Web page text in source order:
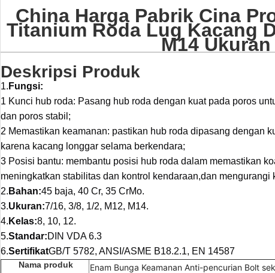
China Harga Pabrik Cina
Titanium Roda Lug Kacang
M14 Ukuran
Deskripsi Produk
1. Fungsi:
1 Kunci hub roda: Pasang hub roda dengan kuat pada poros
dan poros stabil;
2 Memastikan keamanan: pastikan hub roda dipasang dengan
karena kacang longgar selama berkendara;
3 Posisi bantu: membantu posisi hub roda dalam memastikan
meningkatkan stabilitas dan kontrol kendaraan,dan mengurangi
2. Bahan:45 baja, 40 Cr, 35 CrMo.
3.Ukuran:7/16, 3/8, 1/2, M12, M14.
4. Kelas:8, 10, 12.
5.Standar:DIN VDA 6.3
6.SertifikatGB/T 5782, ANSI/ASME B18.2.1, EN 14587
Nama produk Enam Bunga Keamanan Anti-pencurian Bolt